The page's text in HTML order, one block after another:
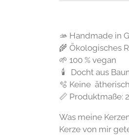
🫴 Handmade in
🌾 Ökologisches
🌱 100 % vegan
🕯 Docht aus
🫧 Keine
📏 Produktmaße:
Was meine
Kerze von mir